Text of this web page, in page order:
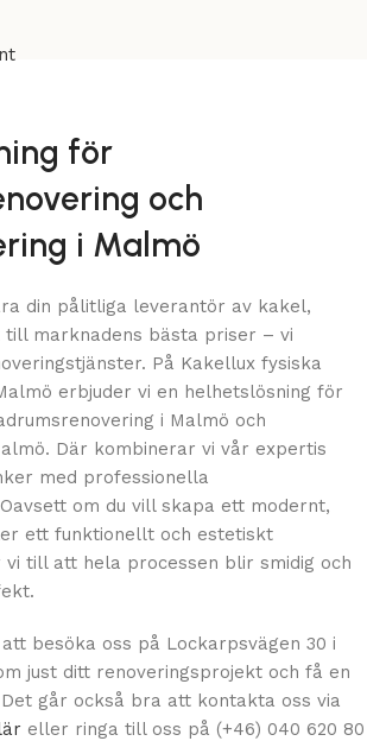
för
och
i Malmö
din pålitliga leverantör av kakel,
till marknadens bästa priser – vi
På Kakellux fysiska
erbjuder vi en helhetslösning för
i Malmö och
Där kombinerar vi vår expertis
med professionella
om du vill skapa ett modernt,
ett funktionellt och estetiskt
till att hela processen blir smidig och
besöka oss på Lockarpsvägen 30 i
just ditt renoveringsprojekt och få en
går också bra att kontakta oss via
eller ringa till oss på (+46) 040 620 80